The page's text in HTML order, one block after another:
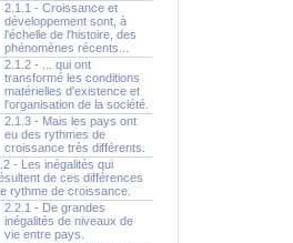
2.1.1 - Croissance et
développement sont, à
l'échelle de l'histoire, des
phénomènes récents...
2.1.2 - ... qui ont
transformé les conditions
matérielles d'existence et
l'organisation de la société.
2.1.3 - Mais les pays ont
eu des rythmes de
croissance très différents.
- Les inégalités qui
de ces différences
rythme de croissance.
2.2.1 - De grandes
inégalités de niveaux de
vie entre pays.